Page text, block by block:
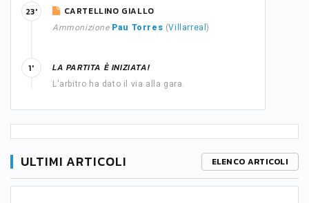
CARTELLINO GIALLO
Ammonizione Pau Torres (Villarreal)
23'
LA PARTITA È INIZIATA!
L'arbitro ha dato il via alla gara.
1'
ULTIMI ARTICOLI ELENCO ARTICOLI